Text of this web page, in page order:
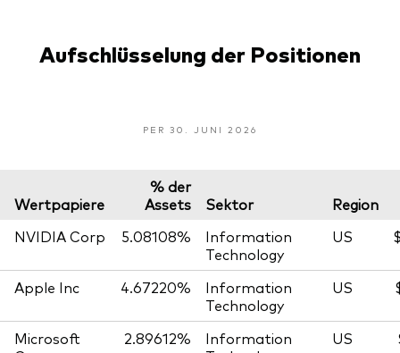
Aufschlüsselung der Positionen
PER 30. JUNI 2026
Wertpapiere
% der
Assets
Sektor
Region
NVIDIA Corp
5.08108%
Information
Technology
US
Apple Inc 4.67220%
Information
Technology
US
Microsoft
2.89612%
Information
US